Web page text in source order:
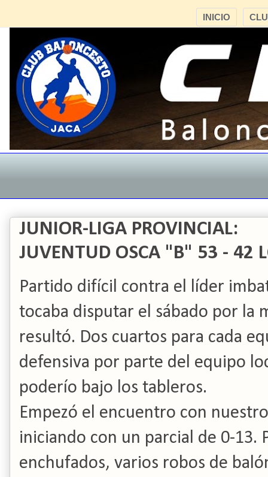
INICIO
JUNIOR-LIGA PROVINCIAL:
JUVENTUD OSCA "B" 53 - 42
Partido difícil contra el líder
tocaba disputar el sábado por la
resultó. Dos cuartos para cada
defensiva por parte del equipo
poderío bajo los tableros.
Empezó el encuentro con
iniciando con un parcial de 0-13.
enchufados, varios robos de